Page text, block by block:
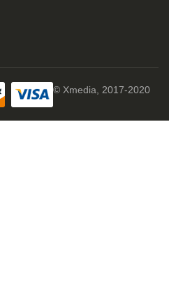
© Xmedia, 2017-2020